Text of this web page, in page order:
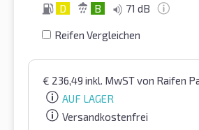
D B 71 dB
Reifen Vergleichen
€ 236,49 inkl. MwSTvon Raifen
AUF LAGER
Versandkostenfrei